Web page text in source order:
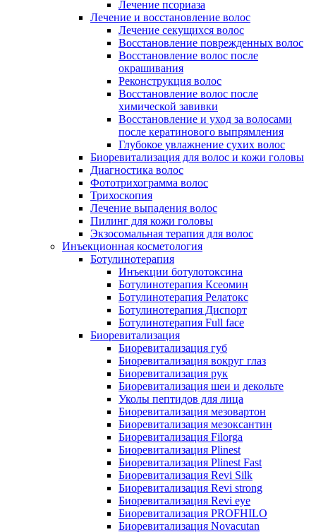
Лечение псориаза
Лечение и восстановление волос
Лечение секущихся волос
Восстановление поврежденных волос
Восстановление волос после
окрашивания
Реконструкция волос
Восстановление волос после
химической завивки
Восстановление и уход за волосами
после кератинового выпрямления
Глубокое увлажнение сухих волос
Биоревитализация для волос и кожи головы
Диагностика волос
Фототрихограмма волос
Трихоскопия
Лечение выпадения волос
Пилинг для кожи головы
Экзосомальная терапия для волос
Инъекционная косметология
Ботулинотерапия
Инъекции ботулотоксина
Ботулинотерапия Ксеомин
Ботулинотерапия Релатокс
Ботулинотерапия Диспорт
Ботулинотерапия Full face
Биоревитализация
Биоревитализация губ
Биоревитализация вокруг глаз
Биоревитализация рук
Биоревитализация шеи и декольте
Уколы пептидов для лица
Биоревитализация мезовартон
Биоревитализация мезоксантин
Биоревитализация Filorga
Биоревитализация Plinest
Биоревитализация Plinest Fast
Биоревитализация Revi Silk
Биоревитализация Revi strong
Биоревитализация Revi eye
Биоревитализация PROFHILO
Биоревитализация Novacutan